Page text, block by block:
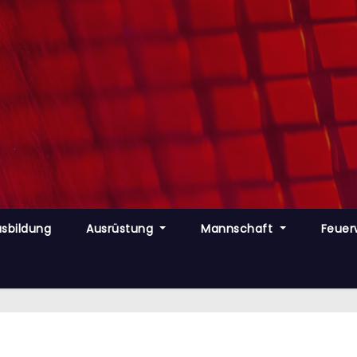
Ausrüstung Mannschaft